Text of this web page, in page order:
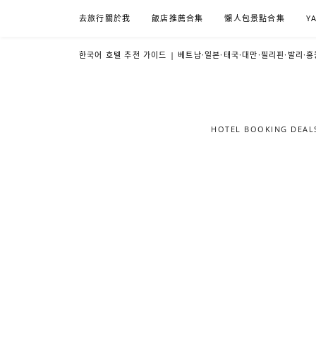
去旅行關於我 飯店推薦合集 懶人包景點合集
한국어 호텔 추천 가이드 | 베트남·일본·태국·대만·필리핀·발리·
HOTEL BOOKING